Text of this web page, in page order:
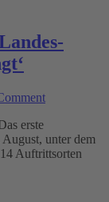
erste
unter dem
Auftrittsorten